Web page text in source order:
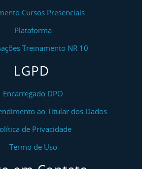
Cursos Presenciais
Plataforma
Treinamento NR 10
LGPD
Encarregado DPO
ao Titular dos Dados
de Privacidade
Termo de Uso